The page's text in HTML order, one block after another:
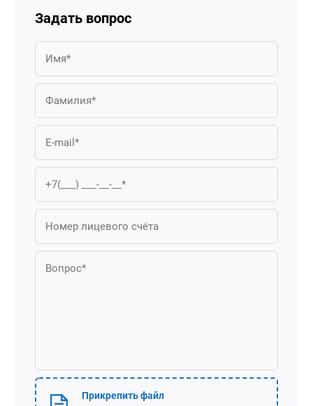
Задать вопрос
Прикрепить файл